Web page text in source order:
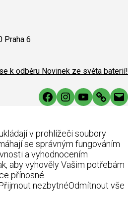
Praha 6
k odběru Novinek ze světa baterií!
Facebook
Instagram
YouTube
Link
v prohlížeči soubory
se správným fungováním
a vyhodnocením
aby vyhověly Vašim potřebám
přínosné.
nezbytnéOdmítnout vše